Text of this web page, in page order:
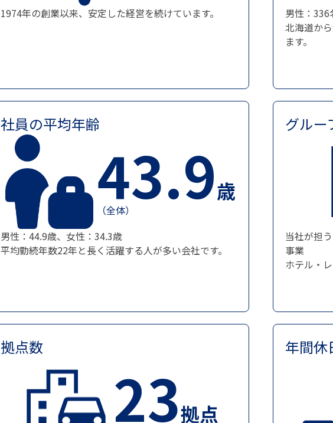
1974年の創業以来、安定した経営を続けています。
男性：
北海道か
ます。
社員の平均年齢
43.9歳
（全体）
男性：44.9歳、女性：34.3歳
平均勤続年数22年と長く活躍する人が多い会社です。
グルー
当社が担
事業
ホテル・
拠点数
23拠点
年間休